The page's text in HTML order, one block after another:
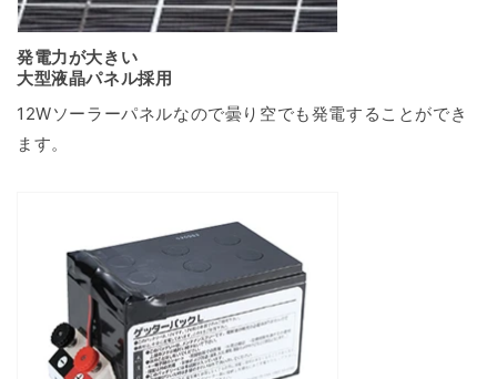
発電力が大きい
大型液晶パネル採用
12Wソーラーパネルなので曇り空でも発電することができ
ます。